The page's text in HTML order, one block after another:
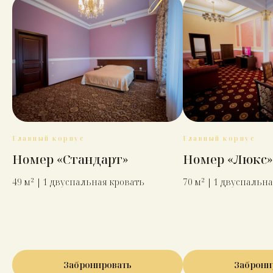
Главный корпус
Номер «Стандарт»
49 м² | 1 двуспальная кровать
Забронировать
Главный корпус
Номер «Люкс»
70 м² | 1